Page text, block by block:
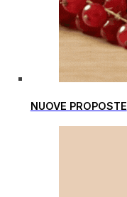
NUOVE PROPOSTE